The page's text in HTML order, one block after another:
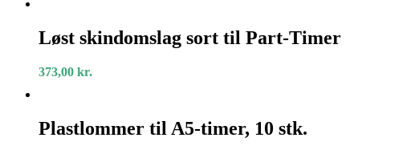
skindomslag
sort
Part-
Løst skindomslag sort til Part-Timer
373,00 kr.
til
A5-
Plastlommer til A5-timer, 10 stk.